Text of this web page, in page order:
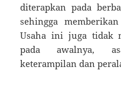
diterapkan pada
sehingga
Usaha ini juga tidak
pada awalnya,
keterampilan dan